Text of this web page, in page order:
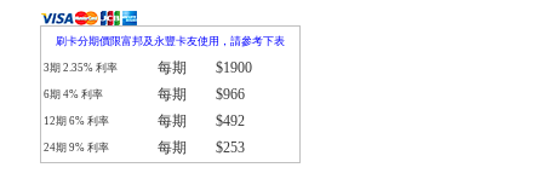
7-11取貨
刷卡分期價限富邦及永豐卡友使用，請參考下表
3期 2.35% 利率 每期 $1900
6期 4% 利率 每期 $966
12期 6% 利率 每期 $492
24期 9% 利率 每期 $253